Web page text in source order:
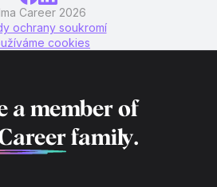
Career 2026
ochrany soukromí
cookies
a member of
family.